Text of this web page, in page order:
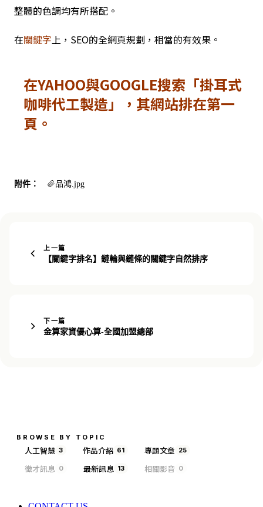
整體的色調均有所搭配。
在關鍵字上，SEO的全網頁規劃，相當的有效果。
在YAHOO與GOOGLE搜索「掛耳式
咖啡代工製造」，其網站排在第一
頁。
附件： 品鴻.jpg
上一篇
【關鍵字排名】鏈輪與鏈條的關鍵字自然排序
下一篇
金算家資優心算-全國加盟總部
BROWSE BY TOPIC
人工智慧 3 作品介紹 61 專題文章 25
徵才訊息 0 最新訊息 13 相關影音 0